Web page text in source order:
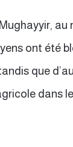
au
ont été
que
dans